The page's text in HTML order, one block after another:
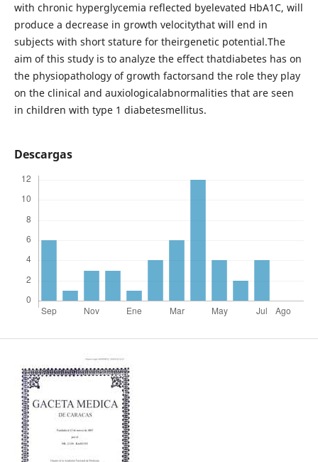
with chronic hyperglycemia reflected byelevated HbA1C, will
produce a decrease in growth velocitythat will end in
subjects with short stature for theirgenetic potential.The
aim of this study is to analyze the effect thatdiabetes has on
the physiopathology of growth factorsand the role they play
on the clinical and auxiologicalabnormalities that are seen
in children with type 1 diabetesmellitus.
Descargas